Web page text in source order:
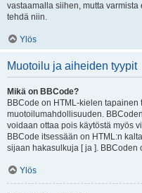
vastaamalla siihen, mutta
tehdä niin.
Ylös
Muotoilu ja aiheiden tyypit
Mikä on BBCode?
BBCode on HTML-kielen
muotoilumahdollisuuden.
voidaan ottaa pois käytöstä myös
BBCode itsessään on HTML:n
sijaan hakasulkuja [ ja ].
Ylös